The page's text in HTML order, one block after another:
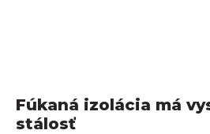
Fúkaná izolácia má
stálosť